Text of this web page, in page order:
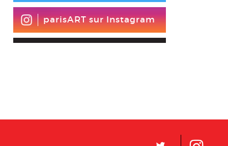
parisART sur Instagram